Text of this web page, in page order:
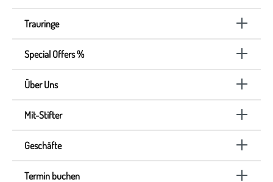
Trauringe
Special Offers %
Über Uns
Mit-Stifter
Geschäfte
Termin buchen